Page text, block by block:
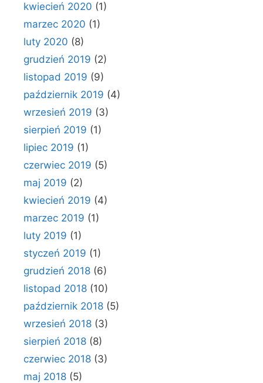
kwiecień 2020 (1)
marzec 2020 (1)
luty 2020 (8)
grudzień 2019 (2)
listopad 2019 (9)
październik 2019 (4)
wrzesień 2019 (3)
sierpień 2019 (1)
lipiec 2019 (1)
czerwiec 2019 (5)
maj 2019 (2)
kwiecień 2019 (4)
marzec 2019 (1)
luty 2019 (1)
styczeń 2019 (1)
grudzień 2018 (6)
listopad 2018 (10)
październik 2018 (5)
wrzesień 2018 (3)
sierpień 2018 (8)
czerwiec 2018 (3)
maj 2018 (5)